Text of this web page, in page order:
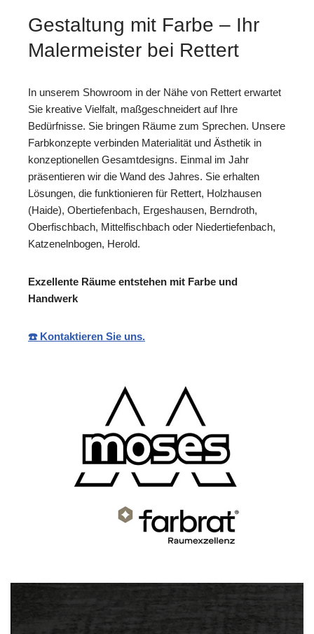
Gestaltung mit Farbe – Ihr
Malermeister bei Rettert
In unserem Showroom in der Nähe von Rettert erwartet
Sie kreative Vielfalt, maßgeschneidert auf Ihre
Bedürfnisse. Sie bringen Räume zum Sprechen. Unsere
Farbkonzepte verbinden Materialität und Ästhetik in
konzeptionellen Gesamtdesigns. Einmal im Jahr
präsentieren wir die Wand des Jahres. Sie erhalten
Lösungen, die funktionieren für Rettert, Holzhausen
(Haide), Obertiefenbach, Ergeshausen, Berndroth,
Oberfischbach, Mittelfischbach oder Niedertiefenbach,
Katzenelnbogen, Herold.
Exzellente Räume entstehen mit Farbe und
Handwerk
☎️ Kontaktieren Sie uns.